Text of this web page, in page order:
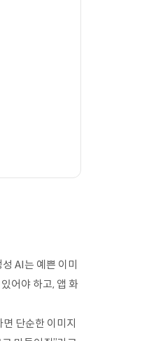
AI는 예쁜 이미
어야 하고, 앱 화
단순한 이미지